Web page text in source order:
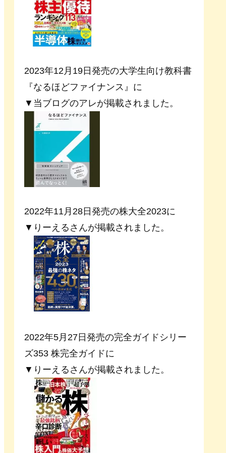
2023年12月19日発売の大学生向け教科書
『なるほどファイナンス』に
▼当ブログのアレが掲載されました。
2022年11月28日発売の株大全2023に
▼りーえるさんが掲載されました。
2022年5月27日発売の完全ガイドシリー
ズ353 株完全ガイドに
▼りーえるさんが掲載されました。